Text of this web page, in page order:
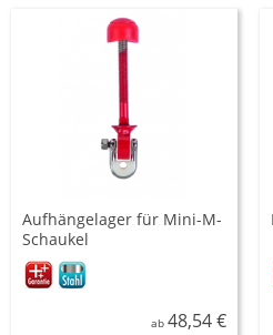
Aufhängelager für Mini-M-
Schaukel
ab 48,54 €